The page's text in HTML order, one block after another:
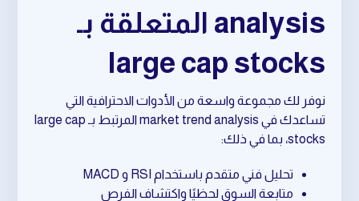
analysis المتعلقة بـ
large cap stocks
نوفر لك مجموعة واسعة من الأدوات الاحترافية التي
تساعدك في market trend analysis المرتبط بـ large cap
stocks، بما في ذلك:
تحليل فني متقدم باستخدام RSI و MACD
متابعة السوق لحظيًا واكتشاف الفرص